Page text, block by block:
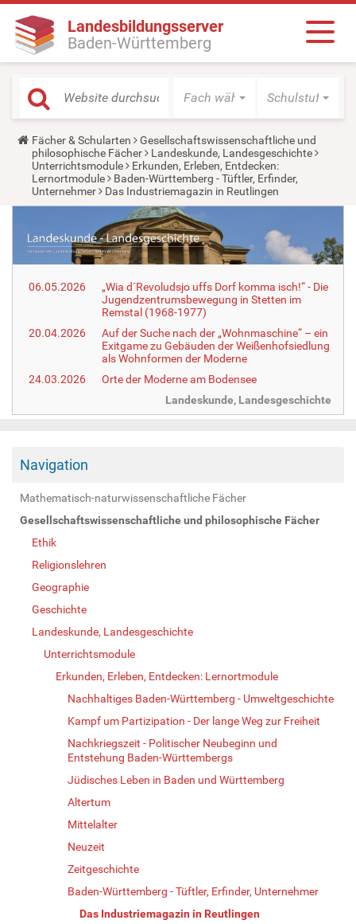
Landesbildungsserver
Baden-Württemberg
Fach wählen Schulstufe
Y
o
u
a
r
e
r
e
:
Fächer & Schularten
Gesellschaftswissenschaftliche und
philosophische Fächer
Landeskunde, Landesgeschichte
Unterrichtsmodule
Erkunden, Erleben, Entdecken:
Lernortmodule
Baden-Württemberg - Tüftler, Erfinder,
Unternehmer
Das Industriemagazin in Reutlingen
06.05.2026
„Wia d´Revoludsjo uffs Dorf komma isch!“ - Die
Jugendzentrumsbewegung in Stetten im
Remstal (1968-1977)
20.04.2026
Auf der Suche nach der „Wohnmaschine“ – ein
Exitgame zu Gebäuden der Weißenhofsiedlung
als Wohnformen der Moderne
24.03.2026
Orte der Moderne am Bodensee
Landeskunde, Landesgeschichte
Navigation
Mathematisch-naturwissenschaftliche Fächer
Gesellschaftswissenschaftliche und philosophische Fächer
Ethik
Religionslehren
Geographie
Geschichte
Landeskunde, Landesgeschichte
Unterrichtsmodule
Erkunden, Erleben, Entdecken: Lernortmodule
Nachhaltiges Baden-Württemberg - Umweltgeschichte
Kampf um Partizipation - Der lange Weg zur Freiheit
Nachkriegszeit - Politischer Neubeginn und
Entstehung Baden-Württembergs
Jüdisches Leben in Baden und Württemberg
Altertum
Mittelalter
Neuzeit
Zeitgeschichte
Baden-Württemberg - Tüftler, Erfinder, Unternehmer
Das Industriemagazin in Reutlingen